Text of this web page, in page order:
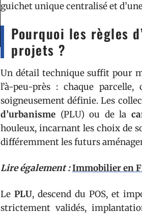
guichet unique centralisé et
Pourquoi les règles
projets ?
Un détail technique suffit pour
l’à-peu-près : chaque
soigneusement définie. Les
d’urbanisme (PLU) ou de la
houleux, incarnant les choix de
différemment les futurs
Lire également :Immobilier en
Le PLU, descend du POS, et
strictement validés,